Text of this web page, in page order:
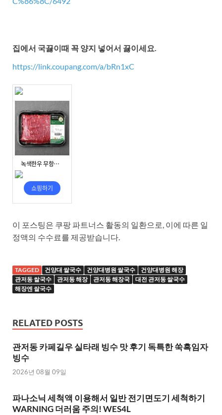
집에서 국끓이때 꼭 양지 넣어서 끓이세요.
https://link.coupang.com/a/bRn1xC
이 포스팅은 쿠팡 파트너스 활동의 일환으로, 이에 따른 일
정액의 수수료를 제공받습니다.
TAGGED 건양대 쌀국수 건양대병원 쌀국수
건양대병원 해장
관저동 쌀국수
관저동 해장 관저동 해장국
대전 관저동 쌀국수
해장엔 쌀국수
RELATED POSTS
관저동 카페길우 실타래 빙수 맛 후기 독특한 쑥흑임자
빙수
2026년 08월 09일
파나소닉 세척액 이용해서 일반 전기면도기 세척하기
WARNING 더러움 주의! WES4L